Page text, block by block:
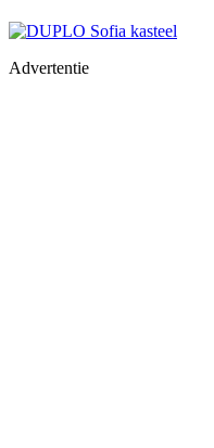
Advertentie